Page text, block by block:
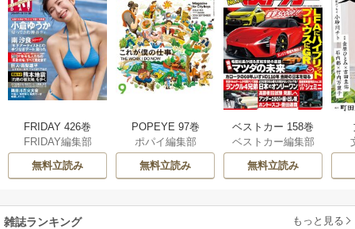
FRIDAY 426巻
FRIDAY編集部
無料立読み
POPEYE 97巻
ポパイ編集部
無料立読み
ベストカー 158巻
ベストカー編集部
無料立読み
雑誌ランキング もっと見る